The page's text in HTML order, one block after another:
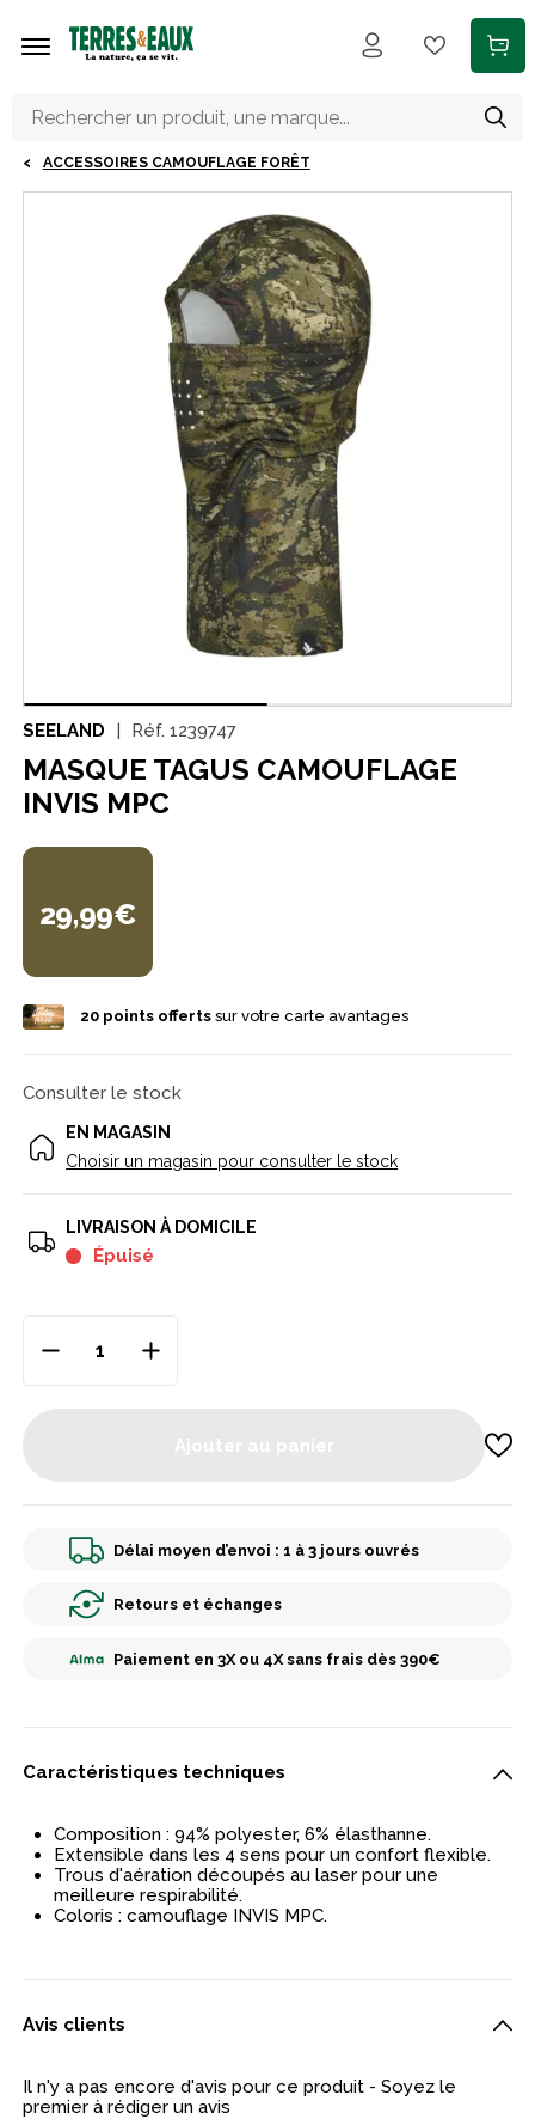
ACCESSOIRES CAMOUFLAGE FORÊT
SEELAND Réf. 1239747
MASQUE TAGUS CAMOUFLAGE
INVIS MPC
29,99€
20points offertssur votre carte avantages
Consulter le stock
EN MAGASIN
Choisir un magasin pour consulter le stock
LIVRAISON À DOMICILE
Épuisé
Délai moyen d’envoi : 1 à 3 jours ouvrés
Retours et échanges
Paiement en 3X ou 4X sans frais dès 390€
Caractéristiques techniques
Composition : 94% polyester, 6% élasthanne.
Extensible dans les 4 sens pour un confort flexible.
Trous d'aération découpés au laser pour une
meilleure respirabilité.
Coloris : camouflage INVIS MPC.
Avis clients
Il n'y a pas encore d'avis pour ce produit - Soyez le
premier à rédiger un avis